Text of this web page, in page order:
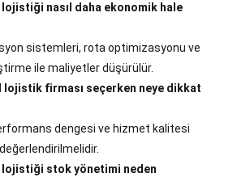
nasıl daha ekonomik hale
sistemleri, rota optimizasyonu ve
ile maliyetler düşürülür.
lojistik firması seçerken neye dikkat
dengesi ve hizmet kalitesi
lojistiği stok yönetimi neden